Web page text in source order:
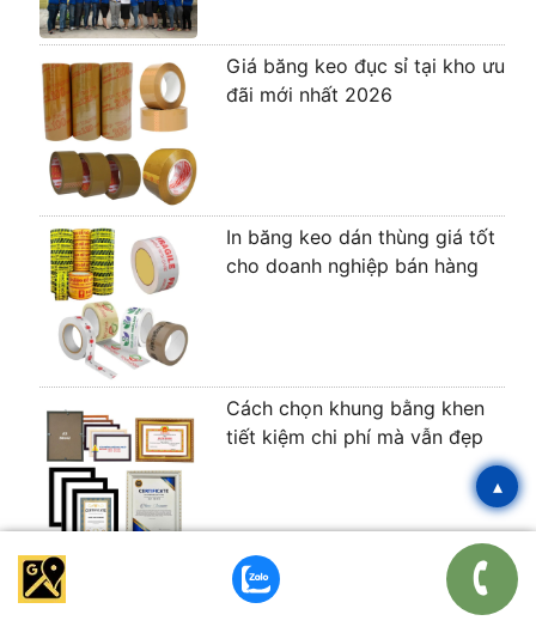
Giá băng keo đục sỉ tại kho ưu
đãi mới nhất 2026
In băng keo dán thùng giá tốt
cho doanh nghiệp bán hàng
Cách chọn khung bằng khen
tiết kiệm chi phí mà vẫn đẹp
Băng keo dán thùng cách
chọn đúng cho từng nhu cầu
▴